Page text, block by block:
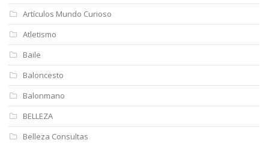
Artículos Mundo Curioso
Atletismo
Baile
Baloncesto
Balonmano
BELLEZA
Belleza Consultas